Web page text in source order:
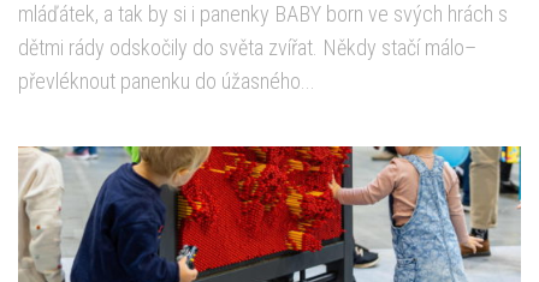
mláďátek, a tak by si i panenky BABY born ve svých hrách s
dětmi rády odskočily do světa zvířat. Někdy stačí málo–
převléknout panenku do úžasného...